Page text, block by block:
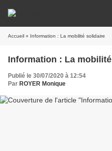
Accueil » Information : La mobilité solidaire
Information : La
Publié le 30/07/2020 à 12:54
Par ROYER Monique